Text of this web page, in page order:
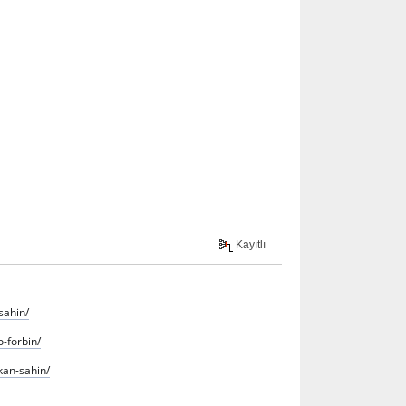
Kayıtlı
forbin/
sahin/